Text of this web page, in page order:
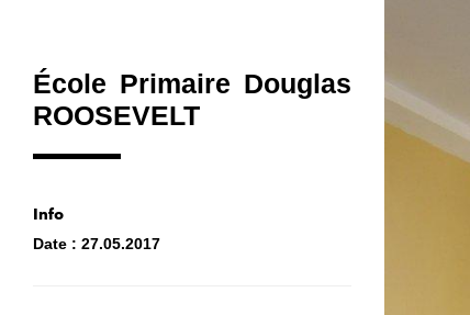
École Primaire Douglas
ROOSEVELT
Info
Date : 27.05.2017